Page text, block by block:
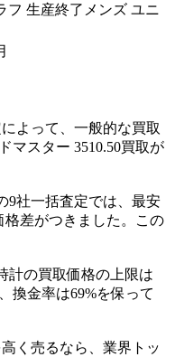
フ 生産終了メンズ ユニ
よって、一般的な買取
マスター 3510.50買取が
9社一括査定では、最安
格差がつきました。この
計の買取価格の上限は
換金率は69%を保って
く売るなら、業界トッ